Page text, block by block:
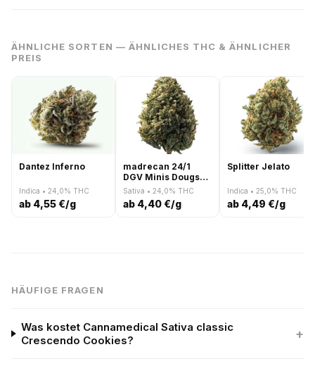
ÄHNLICHE SORTEN — ÄHNLICHES THC & ÄHNLICHER
PREIS
Dantez Inferno
Indica • 24,0% THC
ab 4,55 €/g
madrecan 24/1
DGV Minis Dougs
Varin
Sativa • 24,0% THC
ab 4,40 €/g
Splitter Jelato
Indica • 25,0% THC
ab 4,49 €/g
HÄUFIGE FRAGEN
Was kostet Cannamedical Sativa classic
Crescendo Cookies?
+